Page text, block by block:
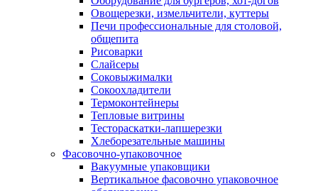
Овощерезки, измельчители, куттеры
Печи профессиональные для столовой,
общепита
Рисоварки
Слайсеры
Соковыжималки
Сокоохладители
Термоконтейнеры
Тепловые витрины
Тестораскатки-лапшерезки
Хлеборезательные машины
Фасовочно-упаковочное
Вакуумные упаковщики
Вертикальное фасовочно упаковочное